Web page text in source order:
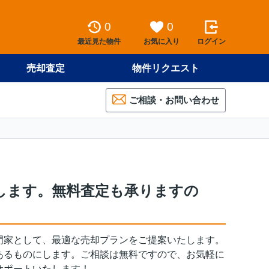
0
最近見た物件
0
お気に入り ログイン
売却査定 物件リクエスト
ご相談・お問い合わせ
ます。無料査定も承りますの
として、最適な売却プランをご提案いたします。
ものにします。ご相談は無料ですので、お気軽に